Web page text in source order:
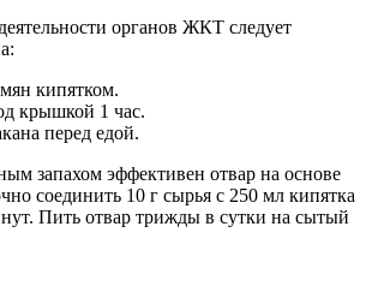
органов ЖКТ следует
кипятком.
крышкой 1 час.
перед едой.
запахом эффективен отвар на основе
соединить 10 г сырья с 250 мл кипятка
Пить отвар трижды в сутки на сытый